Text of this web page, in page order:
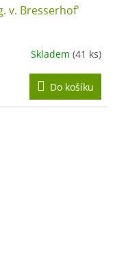
v. Bresserhof'
Skladem (41 ks)
Do košíku